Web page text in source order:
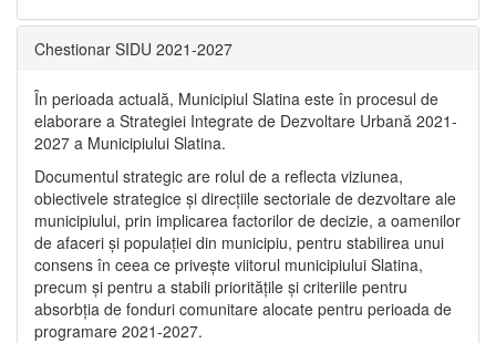
Chestionar SIDU 2021-2027
În perioada actuală, Municipiul Slatina este în procesul de
elaborare a Strategiei Integrate de Dezvoltare Urbană 2021‐
2027 a Municipiului Slatina.
Documentul strategic are rolul de a reflecta viziunea,
obiectivele strategice și direcțiile sectoriale de dezvoltare ale
municipiului, prin implicarea factorilor de decizie, a oamenilor
de afaceri și populației din municipiu, pentru stabilirea unui
consens în ceea ce privește viitorul municipiului Slatina,
precum și pentru a stabili prioritățile și criteriile pentru
absorbția de fonduri comunitare alocate pentru perioada de
programare 2021-2027.